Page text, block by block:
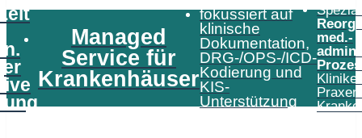
Managed
Service für
Krankenhäuser
fokussiert auf
klinische
Dokumentation,
DRG-/OPS-/ICD-
Kodierung und
KIS-
Unterstützung
med.-